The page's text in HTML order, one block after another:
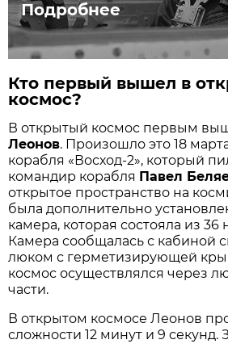
Подробнее
Кто первый вышел в
космос?
В открытый космос первым
Леонов. Произошло это 18
корабля «Восход-2», который
командир корабля Павел
открытое пространство на
была дополнительно
камера, которая состояла из 36
Камера сообщалась с кабиной
люком с герметизирующей
космос осуществлялся через
части.
В открытом космосе Леонов
сложности 12 минут и 9 секунд.